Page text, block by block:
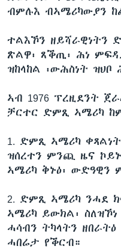
ናብ
ስገርህዝቢ ምስ ህዝቢ
ደቂ ኣንስትዮን ህጻናትን
ቪድዮ
ማሕበራዊ ገጻትና
ቋንቋታት
ብምሉእ ብኣሜሪካውያን
ተልእኾን ዘይሻራዊነትን
ጽልዋ፡ ጸቕጢ፡ ሕነ
ዝከላከል ፡ውሕስነት ዝህቦ
ኣብ 1976 ፕረዚደንት
ቻርተር ድምጺ ኣሜሪካ
1. ድምጺ ኣሜሪካ
ዝሰረተን ምንጪ ዜና
ኣሜሪካ ቅኑዕ፡ ውድዓዊን
2. ድምጺ ኣሜሪካ ንሓደ
ኣሜሪካ ይውክል፡
ሓሳብን ትካላትን
ሓበሬታ የቕርብ።